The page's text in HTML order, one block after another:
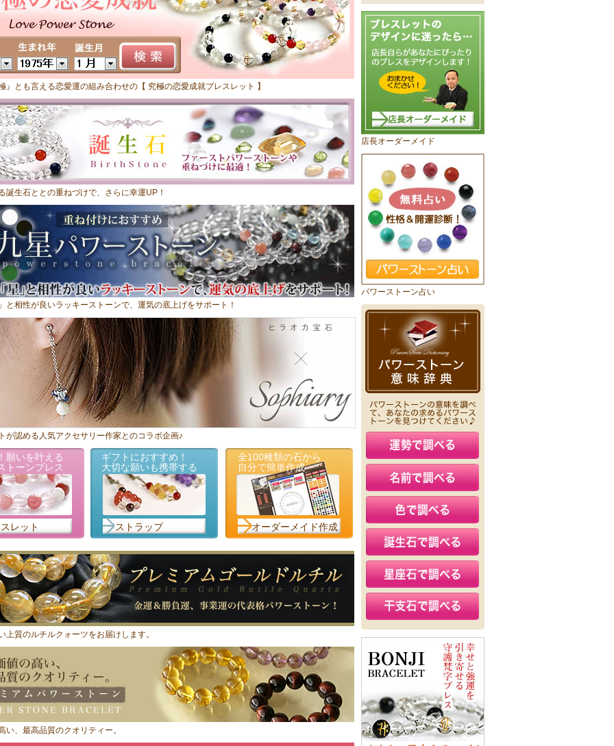
』とも言える恋愛運の組み合わせの【 究極の恋愛成就ブレスレット 】
誕生石ととの重ねづけで、さらに幸運UP！
と相性が良いラッキーストーンで、運気の底上げをサポート！
が認める人気アクセサリー作家とのコラボ企画♪
願いを叶える
トーンブレス
レット
ギフトにおすすめ！
大切な願いも携帯する
ストラップ
全100種類の石から
自分で簡単作成
オーダーメイド作成
上質のルチルクォーツをお届けします。
い、最高品質のクオリティー。
店長オーダーメイド
パワーストーン占い